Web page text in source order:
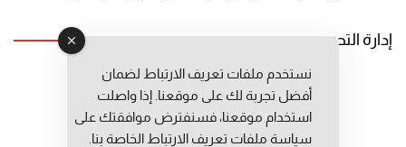
إدارة التحرير
رئيس التحرير: عبد الرحيم التوراني
رئيس التحرير المساعد: المعطي قبال
مديرة التحرير: فاطمة حوحو
نستخدم ملفات تعريف الارتباط لضمان
أفضل تجربة لك على موقعنا. إذا واصلت
استخدام موقعنا، فسنفترض موافقتك على
سياسة ملفات تعريف الارتباط الخاصة بنا.